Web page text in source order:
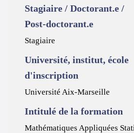
Stagiaire / Doctorant.e /
Post-doctorant.e
Stagiaire
Université, institut, école
d'inscription
Université Aix-Marseille
Intitulé de la formation
Mathématiques Appliquées